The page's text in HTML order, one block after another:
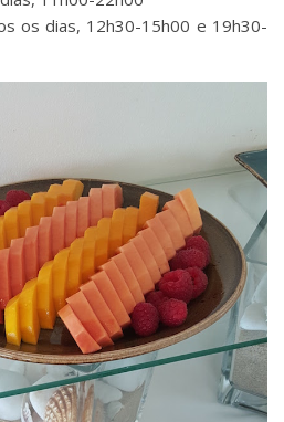
os dias, 12h30-15h00 e 19h30-